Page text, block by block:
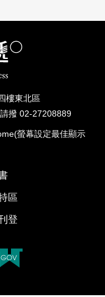
樓東北區
撥 02-27208889
螢幕設定最佳顯示
區
登